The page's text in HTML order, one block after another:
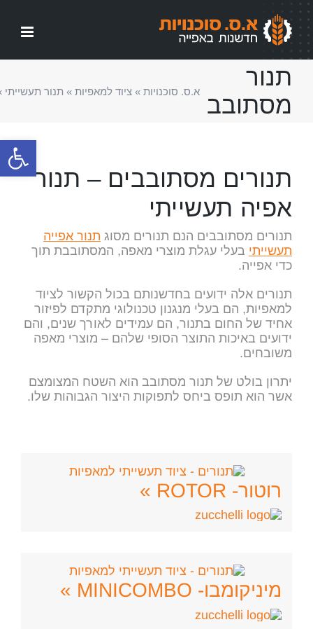
פתח
דלג
לתוכן
תנור
מסתובב
א.ס. סוכנויות » ציוד למאפיות » תנור תעשייתי
תנורים מסתובבים – תנור
אפיה תעשייתי
תנורים מסתובבים הנם תנורים מסוג תנור אפייה
תעשייתי בעלי עגלת מוצרי מאפה, המסתובבת תוך
כדי אפייה.
תנורים אלה ידועים בחדשנותם בכול הקשור לציוד
למאפיות, הם בעלי מנגנון טכנולוגי מתקדם לפיזור
אחיד של החום בתנור, הם עמידים לאורך שנים, והם
ידועים באיכות התוצר הסופי שלהם – מוצרי מאפה
משובחים.
יתרון בולט של תנור מסתובב הוא השטח המצומצם
אשר הוא תופס ביחס לתפוקות היצור הגבוהות שלו.
רוטור- ROTOR »
מיניקומבו- MINICOMBO »